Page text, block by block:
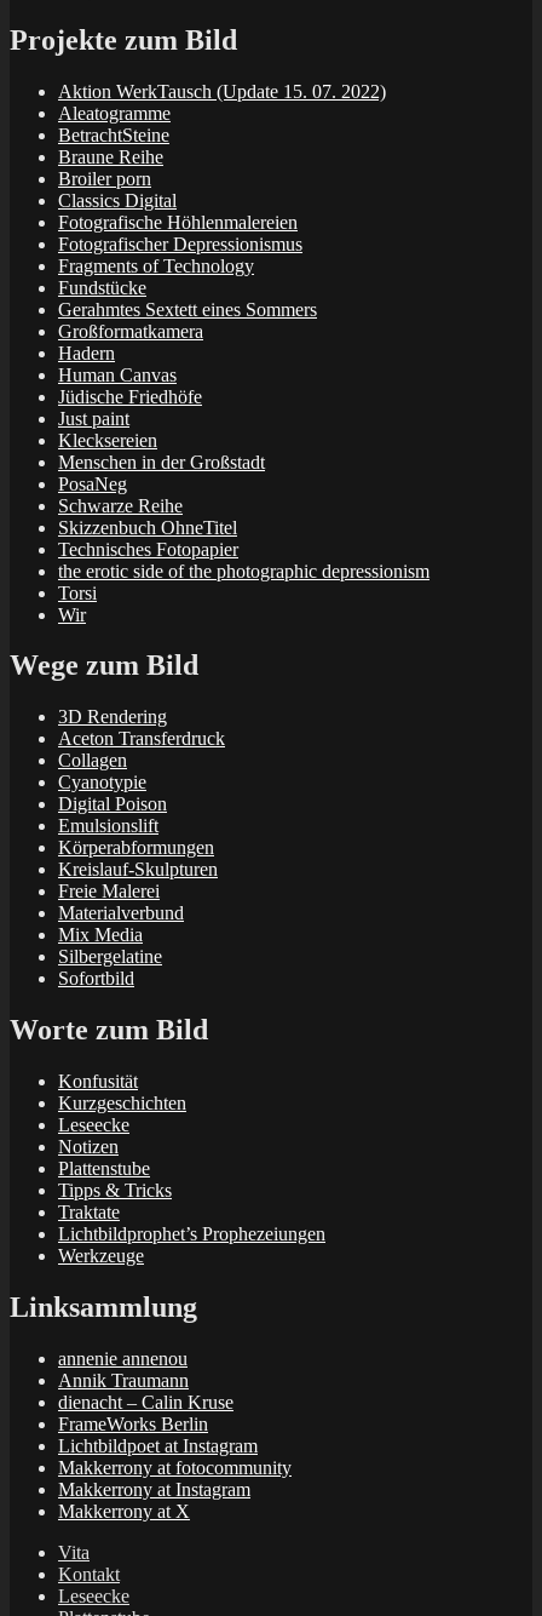
Projekte zum Bild
Aktion WerkTausch (Update 15. 07. 2022)
Aleatogramme
BetrachtSteine
Braune Reihe
Broiler porn
Classics Digital
Fotografische Höhlenmalereien
Fotografischer Depressionismus
Fragments of Technology
Fundstücke
Gerahmtes Sextett eines Sommers
Großformatkamera
Hadern
Human Canvas
Jüdische Friedhöfe
Just paint
Klecksereien
Menschen in der Großstadt
PosaNeg
Schwarze Reihe
Skizzenbuch OhneTitel
Technisches Fotopapier
the erotic side of the photographic depressionism
Torsi
Wir
Wege zum Bild
3D Rendering
Aceton Transferdruck
Collagen
Cyanotypie
Digital Poison
Emulsionslift
Körperabformungen
Kreislauf-Skulpturen
Freie Malerei
Materialverbund
Mix Media
Silbergelatine
Sofortbild
Worte zum Bild
Konfusität
Kurzgeschichten
Leseecke
Notizen
Plattenstube
Tipps & Tricks
Traktate
Lichtbildprophet’s Prophezeiungen
Werkzeuge
Linksammlung
annenie annenou
Annik Traumann
dienacht – Calin Kruse
FrameWorks Berlin
Lichtbildpoet at Instagram
Makkerrony at fotocommunity
Makkerrony at Instagram
Makkerrony at X
Vita
Kontakt
Leseecke